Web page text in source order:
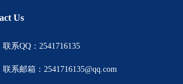
Us
联系QQ：2541716135
联系邮箱：2541716135@qq.com